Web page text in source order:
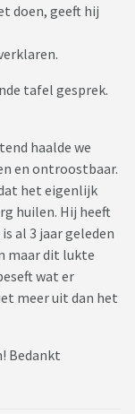
doen, geeft hij
tafel gesprek.
haalde we
en ontroostbaar.
het eigenlijk
huilen. Hij heeft
al 3 jaar geleden
maar dit lukte
wat er
meer uit dan het
Bedankt